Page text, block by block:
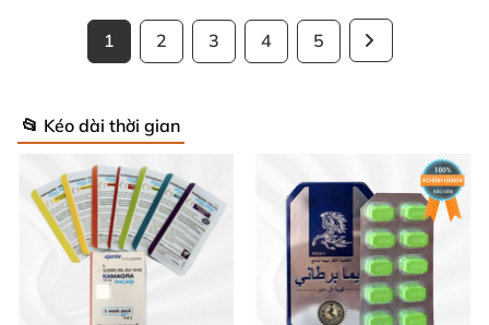
1 2 3 4 5
📂 Kéo dài thời gian